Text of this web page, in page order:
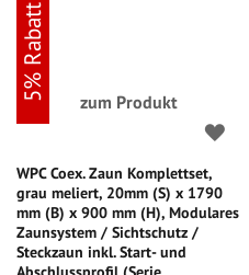
zum Produkt
5% Rabatt
WPC Coex. Zaun Komplettset,
grau meliert, 20mm (S) x 1790
mm (B) x 900 mm (H), Modulares
Zaunsystem / Sichtschutz /
Steckzaun inkl. Start- und